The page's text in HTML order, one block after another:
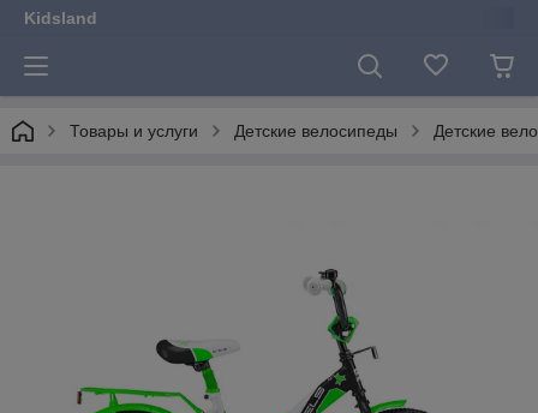
Kidsland
Товары и услуги Детские велосипеды Детские